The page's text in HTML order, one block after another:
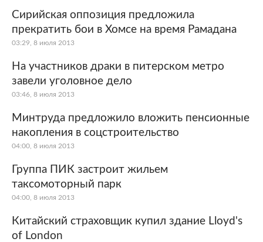
Сирийская оппозиция предложила
прекратить бои в Хомсе на время Рамадана
03:29, 8 июля 2013
На участников драки в питерском метро
завели уголовное дело
03:46, 8 июля 2013
Минтруда предложило вложить пенсионные
накопления в соцстроительство
04:00, 8 июля 2013
Группа ПИК застроит жильем
таксомоторный парк
04:00, 8 июля 2013
Китайский страховщик купил здание Lloyd's
of London